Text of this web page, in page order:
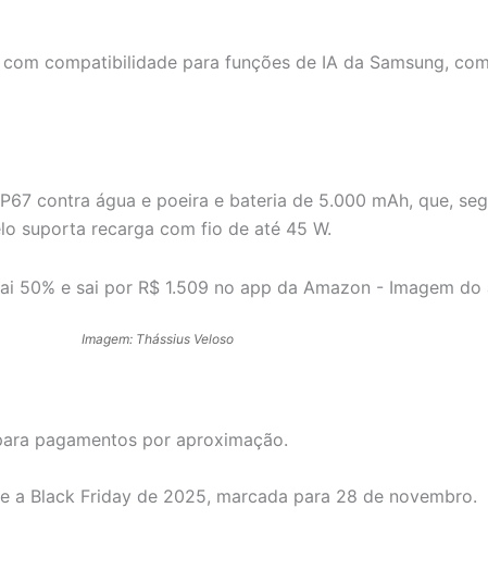
compatibilidade para funções de IA da Samsung,
contra água e poeira e bateria de 5.000 mAh, que,
suporta recarga com fio de até 45 W.
Imagem: Thássius Veloso
pagamentos por aproximação.
a Black Friday de 2025, marcada para 28 de novembro.